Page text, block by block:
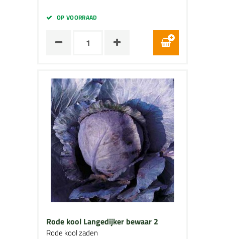
OP VOORRAAD
Rode kool Langedijker bewaar 2
Rode kool zaden